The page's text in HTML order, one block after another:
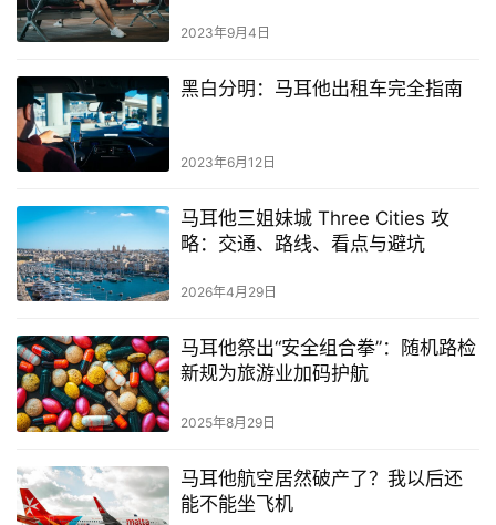
活
指
马
耳
移
民
留
教
育
网
址
导
2023年9月4日
黑白分明：马耳他出租车完全指南
2023年6月12日
马耳他三姐妹城 Three Cities 攻
略：交通、路线、看点与避坑
2026年4月29日
马耳他祭出“安全组合拳”：随机路检
新规为旅游业加码护航
2025年8月29日
马耳他航空居然破产了？我以后还
能不能坐飞机